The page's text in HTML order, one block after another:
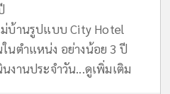
บ้านรูปแบบ City Hotel
นตำแหน่ง อย่างน้อย 3 ปี
งานประจำวัน...ดูเพิ่มเติม